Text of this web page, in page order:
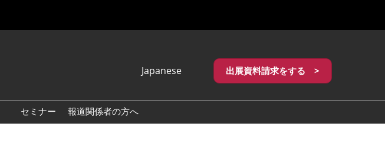
Japanese
English
繁體中文
出展資料請求をする >
セミナー 報道関係者の方へ